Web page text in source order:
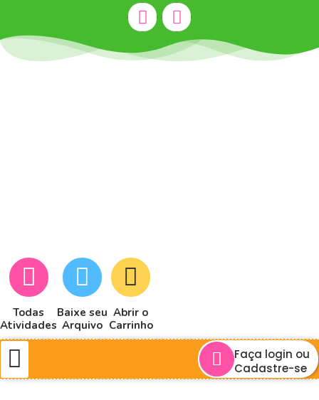
Todas
Atividades
Baixe seu
Arquivo
Abrir o
Carrinho
Faça login ou
Cadastre-se